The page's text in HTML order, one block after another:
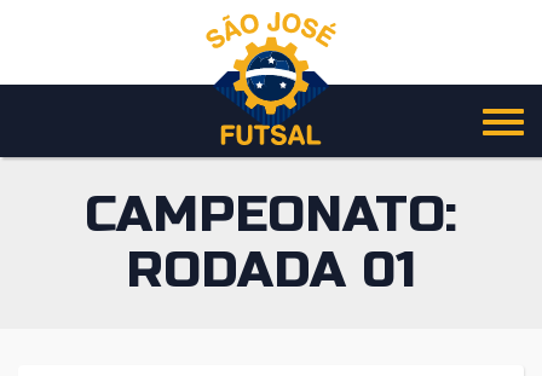
o
CAMPEONATO:
RODADA 01